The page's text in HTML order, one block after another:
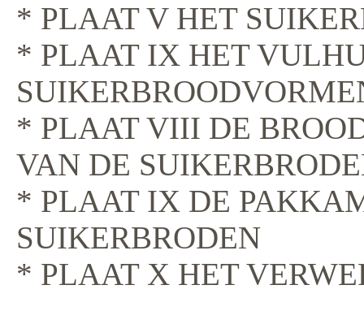
* PLAAT V HET
* PLAAT IX HET
* PLAAT VIII DE
VAN DE
* PLAAT IX DE
SUIKERBRODEN
* PLAAT X HET